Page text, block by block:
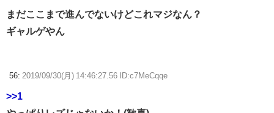
まだここまで進んでないけどこれマジなん？
ギャルゲやん
56: 2019/09/30(月) 14:46:27.56 ID:c7MeCqqe
>>1